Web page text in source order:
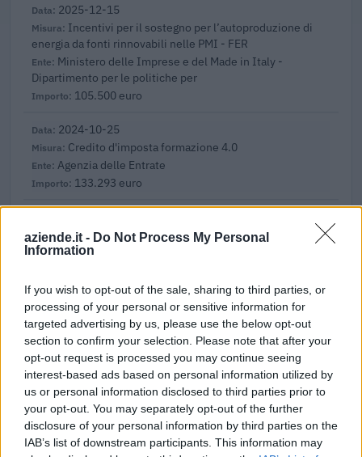
aziende.it - Do Not Process My Personal
Information
If you wish to opt-out of the sale, sharing to third parties, or
processing of your personal or sensitive information for
targeted advertising by us, please use the below opt-out
section to confirm your selection. Please note that after your
opt-out request is processed you may continue seeing
interest-based ads based on personal information utilized by
us or personal information disclosed to third parties prior to
your opt-out. You may separately opt-out of the further
disclosure of your personal information by third parties on the
IAB’s list of downstream participants. This information may
2025-12-15
Incentivi per il sostegno per l’autoproduzione di
energia da fonti rinnovabili nelle PMI - FER
Ministero delle Imprese e del Made in Italy -
Dipartimento per le politiche per
105.500 euro
2024-10-25
Credito d'imposta formazione 4.0
Agenzia delle Entrate
133.293 euro
esenzioni fiscali e crediti d'imposta adottati a
seguito della crisi economica causata dall'epidemia di
agenzia delle entrate
34.104 euro
2023-03-30
COVID-19: Direct grants to SMEs engaging in
international activities and operations for the digital and
green transition
Simest S.p.A.
530.578 euro